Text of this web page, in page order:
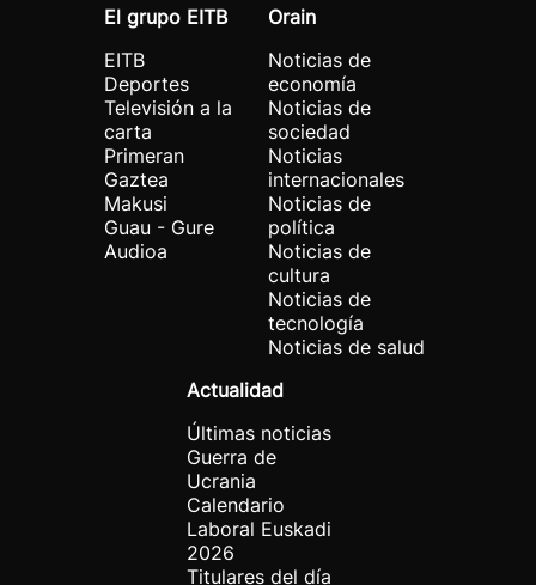
El grupo EITB
EITB
Deportes
Televisión a la
carta
Primeran
Gaztea
Makusi
Guau - Gure
Audioa
Orain
Noticias de
economía
Noticias de
sociedad
Noticias
internacionales
Noticias de
política
Noticias de
cultura
Noticias de
tecnología
Noticias de salud
Actualidad
Últimas noticias
Guerra de
Ucrania
Calendario
Laboral Euskadi
2026
Titulares del día